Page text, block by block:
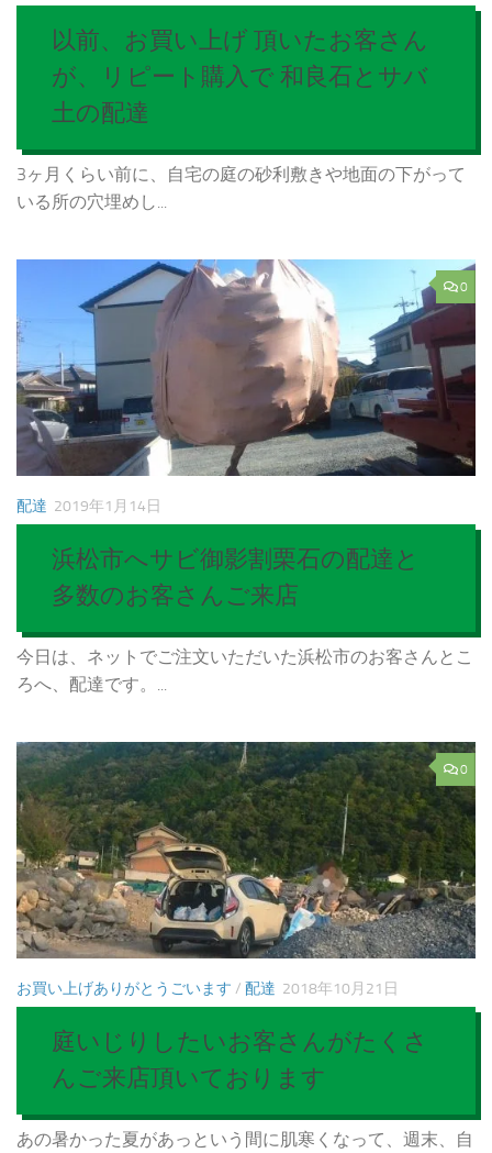
以前、お買い上げ 頂いたお客さん
が、リピート購入で 和良石とサバ
土の配達
3ヶ月くらい前に、自宅の庭の砂利敷きや地面の下がって
いる所の穴埋めし...
0
配達 2019年1月14日
浜松市へサビ御影割栗石の配達と
多数のお客さんご来店
今日は、ネットでご注文いただいた浜松市のお客さんとこ
ろへ、配達です。...
0
お買い上げありがとうごいます / 配達 2018年10月21日
庭いじりしたいお客さんがたくさ
んご来店頂いております
あの暑かった夏があっという間に肌寒くなって、週末、自